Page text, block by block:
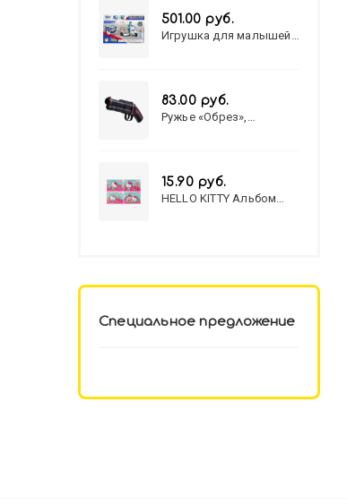
501.00 руб.
Игрушка для малышей
83.00 руб.
Ружье «Обрез»,
15.90 руб.
HELLO KITTY Альбом
Специальное предложение